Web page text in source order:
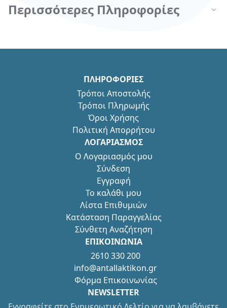
Περισσότερες Πληροφορίες
ΠΛΗΡΟΦΟΡΙΕΣ
Τρόποι Αποστολής
Τρόποι Πληρωμής
Όροι Χρήσης
Πολιτική Απορρήτου
ΛΟΓΑΡΙΑΣΜΟΣ
Ο Λογαριασμός μου
Σύνδεση
Εγγραφή
Το καλάθι μου
Λίστα Επιθυμιών
Κατάσταση Παραγγελίας
Σύνθετη Αναζήτηση
ΕΠΙΚΟΙΝΩΝΙΑ
2610 330 200
info@antallaktikon.gr
Φόρμα Επικοινωνίας
NEWSLETTER